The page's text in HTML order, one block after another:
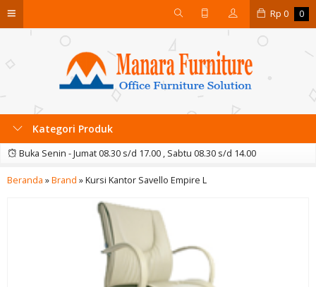
Rp 0 0
Kategori Produk
Buka Senin - Jumat 08.30 s/d 17.00 , Sabtu 08.30 s/d 14.00
Beranda »Brand »Kursi Kantor Savello Empire L